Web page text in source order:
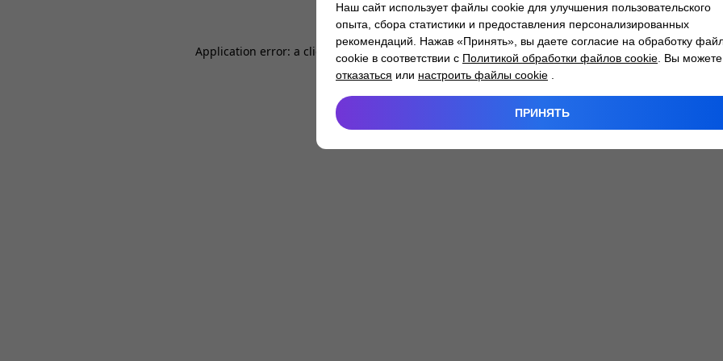
Application error: a client -side exception has occurred while loading atlantm.by (see the
Наш сайт использует файлы cookie для улучшения пользовательского
опыта, сбора статистики и предоставления персонализированных
рекомендаций. Нажав «Принять», вы даете согласие на обработку
cookie в соответствии с Политикой обработки файлов cookie . Вы можете
отказаться или настроить файлы cookie
ПРИНЯТЬ